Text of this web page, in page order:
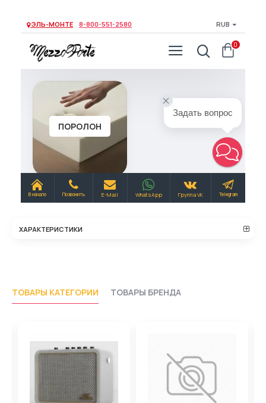
ХАРАКТЕРИСТИКИ
ТОВАРЫ КАТЕГОРИИ ТОВАРЫ БРЕНДА